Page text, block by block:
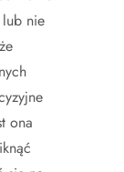
lub nie
ona